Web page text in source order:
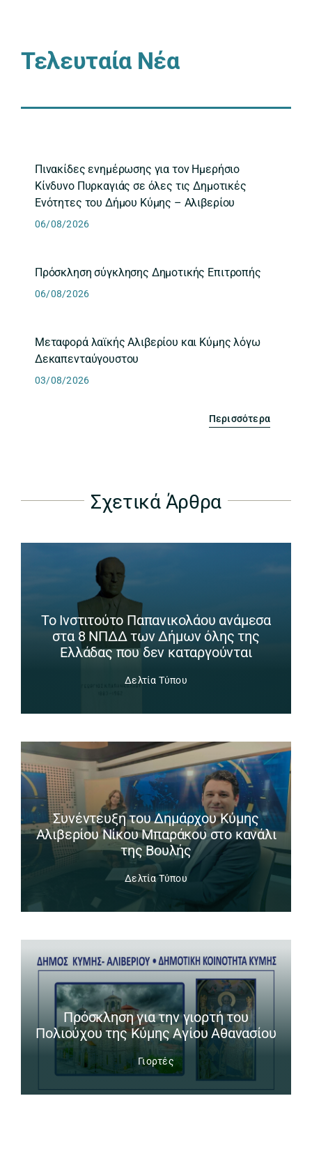
Τελευταία Νέα
Πινακίδες ενημέρωσης για τον Ημερήσιο
Κίνδυνο Πυρκαγιάς σε όλες τις Δημοτικές
Ενότητες του Δήμου Κύμης – Αλιβερίου
06/08/2026
Πρόσκληση σύγκλησης Δημοτικής Επιτροπής
06/08/2026
Μεταφορά λαϊκής Αλιβερίου και Κύμης λόγω
Δεκαπενταύγουστου
03/08/2026
Περισσότερα
Σχετικά Άρθρα
Το Ινστιτούτο Παπανικολάου ανάμεσα
στα 8 ΝΠΔΔ των Δήμων όλης της
Ελλάδας που δεν καταργούνται
Δελτία Τύπου
Συνέντευξη του Δημάρχου Κύμης
Αλιβερίου Νίκου Μπαράκου στο κανάλι
της Βουλής
Δελτία Τύπου
Πρόσκληση για την γιορτή του
Πολιούχου της Κύμης Αγίου Αθανασίου
Γιορτές